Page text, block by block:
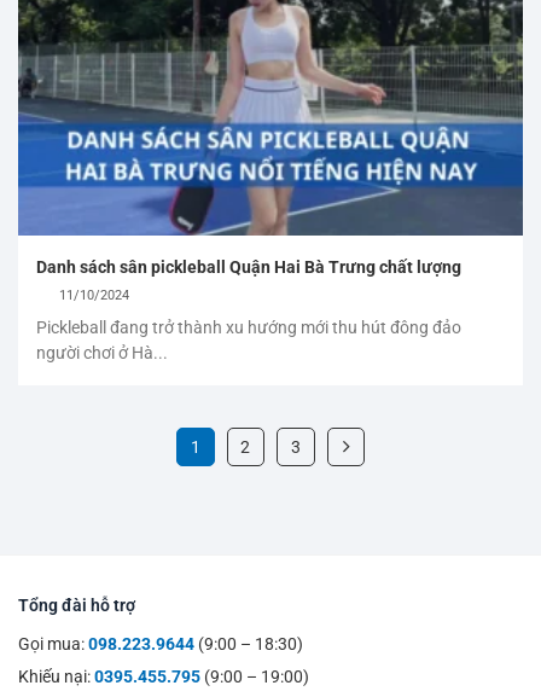
Danh sách sân pickleball Quận Hai Bà Trưng chất lượng
11/10/2024
Pickleball đang trở thành xu hướng mới thu hút đông đảo
người chơi ở Hà...
1 2 3
Tổng đài hỗ trợ
Gọi mua:098.223.9644 (9:00 – 18:30)
Khiếu nại:0395.455.795 (9:00 – 19:00)